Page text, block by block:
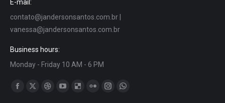
E-mail:
contato@jandersonsantos.com.br|
vanessa@jandersonsantos.com.br
Business hours:
Monday - Friday 10 AM - 6 PM
Encontre-nos em:
FacebookDribbble
Delicious
FlickrInstagramWhatsapp